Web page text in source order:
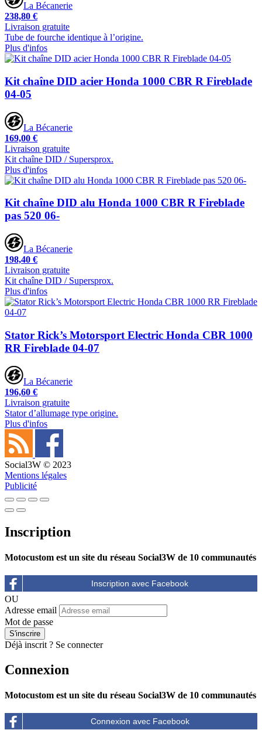
La Bécanerie
238,80 €
Livraison gratuite
Tube de fourche identique à l’origine.
Plus d'infos
Kit chaîne DID acier Honda 1000 CBR R Fireblade
04-05
La Bécanerie
169,00 €
Livraison gratuite
Kit chaîne DID / Supersprox.
Plus d'infos
Kit chaîne DID alu Honda 1000 CBR R Fireblade
pas 520 06-
La Bécanerie
198,40 €
Livraison gratuite
Kit chaîne DID / Supersprox.
Plus d'infos
Stator Rick’s Motorsport Electric Honda CBR 1000
RR Fireblade 04-07
La Bécanerie
196,60 €
Livraison gratuite
Stator d’allumage type origine.
Plus d'infos
Social3W © 2023
Mentions légales
Publicité
Inscription
Motocustom est un site du réseau Social3W de 10 communautés
OU
Adresse email
Mot de passe
Déjà inscrit ? Se connecter
Connexion
Motocustom est un site du réseau Social3W de 10 communautés